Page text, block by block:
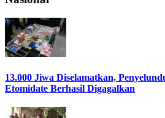
13.000 Jiwa Diselamatkan,
Etomidate Berhasil Digagalkan